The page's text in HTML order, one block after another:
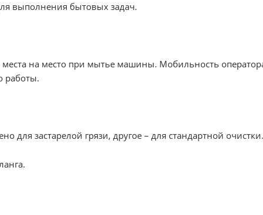
выполнения бытовых задач.
на место при мытье машины. Мобильность
работы.
для застарелой грязи, другое – для стандартной очистки.